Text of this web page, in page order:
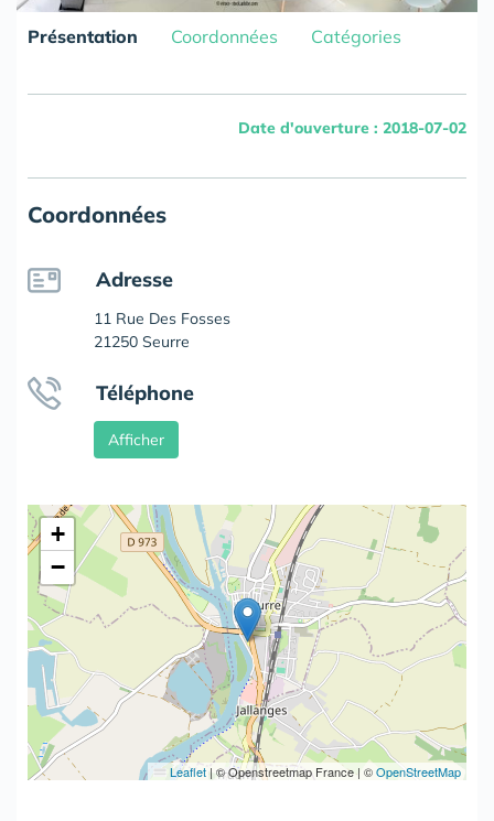
Présentation Coordonnées Catégories
Date d'ouverture : 2018-07-02
Coordonnées
Adresse
11 Rue Des Fosses
21250 Seurre
Téléphone
Afficher
+
−
Leaflet|© Openstreetmap France | ©OpenStreetMap